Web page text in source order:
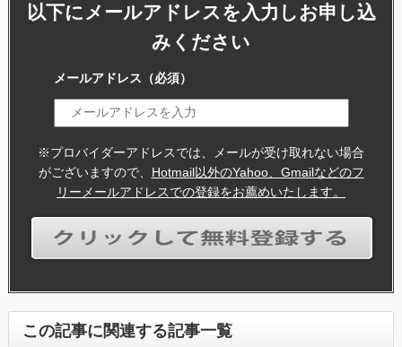
以下にメールアドレスを入力しお申し込
みください
メールアドレス （必須）
※プロバイダーアドレスでは、メールが受け取れない場合
がございますので、 Hotmail以外のYahoo、Gmailなどのフ
リーメールアドレスでの登録をお薦めいたします。
この記事に関連する記事一覧